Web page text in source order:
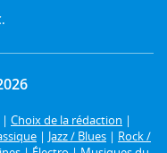
| Choix de la rédaction |
| Jazz / Blues | Rock /